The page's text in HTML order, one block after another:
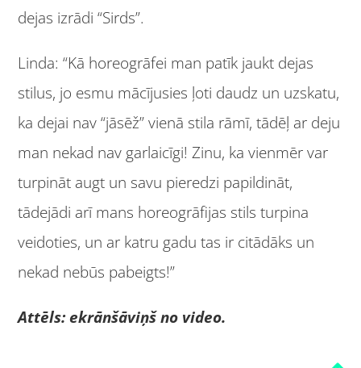
dejas izrādi “Sirds”.
Linda: “Kā horeogrāfei man patīk jaukt dejas
stilus, jo esmu mācījusies ļoti daudz un uzskatu,
ka dejai nav “jāsēž” vienā stila rāmī, tādēļ ar deju
man nekad nav garlaicīgi! Zinu, ka vienmēr var
turpināt augt un savu pieredzi papildināt,
tādejādi arī mans horeogrāfijas stils turpina
veidoties, un ar katru gadu tas ir citādāks un
nekad nebūs pabeigts!”
Attēls: ekrānšāviņš no video.